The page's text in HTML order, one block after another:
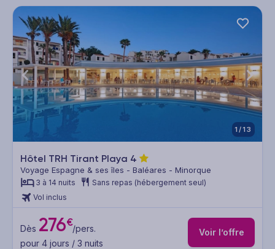
1/13
Hôtel TRH Tirant Playa 4
Voyage Espagne & ses îles - Baléares - Minorque
3 à 14 nuits
Sans repas (hébergement seul)
Vol inclus
Dès 276€/pers.
pour 4 jours / 3 nuits
Voir l’offre